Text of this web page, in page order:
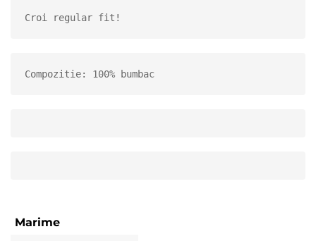
Croi regular fit!
Compozitie: 100% bumbac
Marime